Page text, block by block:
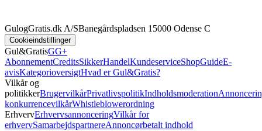
GulogGratis.dk A/SBanegårdspladsen 1 5000 Odense C
Cookieindstillinger
Gul&GratisGG+
AbonnementCreditsSikkerHandelKundeserviceShopGuideE-
avisKategorioversigtHvad er Gul&Gratis?
Vilkår og
politikkerBrugervilkårPrivatlivspolitikIndholdsmoderation
konkurrencevilkårWhistleblowerordning
ErhvervErhvervsannonceringVilkår for
erhvervSamarbejdspartnereAnnoncørbetalt indhold